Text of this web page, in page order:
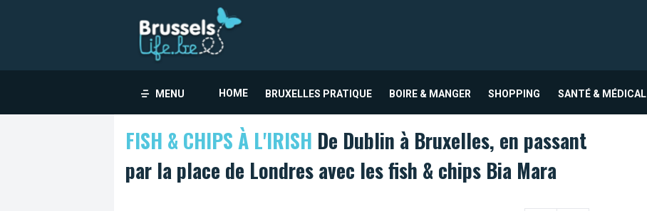
MENU HOME BRUXELLES PRATIQUE BOIRE & MANGER SHOPPING SANTÉ & MÉDICAL
FISH & CHIPS À L'IRISH De Dublin à Bruxelles, en passant
par la place de Londres avec les fish & chips Bia Mara